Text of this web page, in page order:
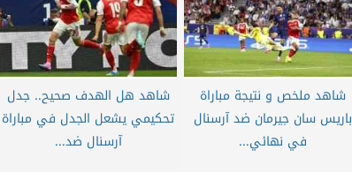
شاهد ملخص و نتيجة مباراة
باريس سان جيرمان ضد آرسنال
في نهائي...
شاهد هل الهدف صحيح.. جدل
تحكيمي يشعل الجدل في مباراة
آرسنال ضد...